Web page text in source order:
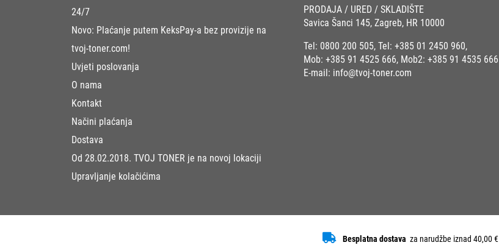
24/7
Novo: Plaćanje putem KeksPay-a bez provizije na
tvoj-toner.com!
Uvjeti poslovanja
O nama
Kontakt
Načini plaćanja
Dostava
Od 28.02.2018. TVOJ TONER je na novoj lokaciji
Upravljanje kolačićima
PRODAJA / URED / SKLADIŠTE
Savica Šanci 145, Zagreb, HR 10000
Tel: 0800 200 505, Tel: +385 01 2450 960,
Mob: +385 91 4525 666, Mob2: +385 91 4535 666
E-mail: info@tvoj-toner.com
Besplatna dostava za narudžbe iznad 40,00 €